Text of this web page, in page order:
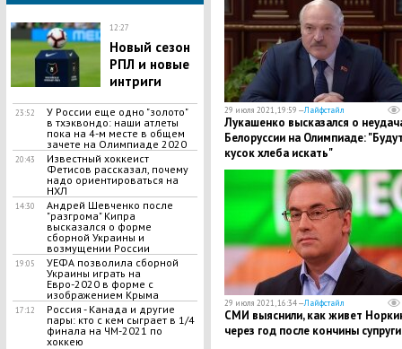
12:27
Новый сезон
РПЛ и новые
интриги
23:52
У России еще одно "золото"
в тхэквондо: наши атлеты
пока на 4-м месте в общем
зачете на Олимпиаде 2020
20:43
Известный хоккеист
Фетисов рассказал, почему
надо ориентироваться на
НХЛ
14:30
Андрей Шевченко после
"разгрома" Кипра
высказался о форме
сборной Украины и
возмущении России
19:05
УЕФА позволила сборной
Украины играть на
Евро-2020 в форме с
изображением Крыма
17:12
Россия - Канада и другие
пары: кто с кем сыграет в 1/4
финала на ЧМ-2021 по
хоккею
29 июля 2021, 19:59 —Лайфстайл
Лукашенко высказался о
Белоруссии на Олимпиаде:
кусок хлеба искать"
29 июля 2021, 16:34 —Лайфстайл
СМИ выяснили, как живет
через год после кончины супруги